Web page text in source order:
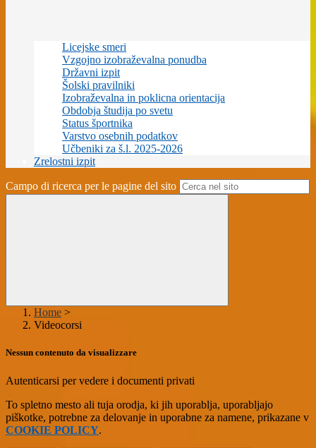
Licejske smeri
Vzgojno izobraževalna ponudba
Državni izpit
Šolski pravilniki
Izobraževalna in poklicna orientacija
Obdobja študija po svetu
Status športnika
Varstvo osebnih podatkov
Učbeniki za š.l. 2025-2026
Zrelostni izpit
Campo di ricerca per le pagine del sito
Home >
Videocorsi
Nessun contenuto da visualizzare
Autenticarsi per vedere i documenti privati
To spletno mesto ali tuja orodja, ki jih uporablja, uporabljajo
piškotke, potrebne za delovanje in uporabne za namene, prikazane v
COOKIE POLICY.